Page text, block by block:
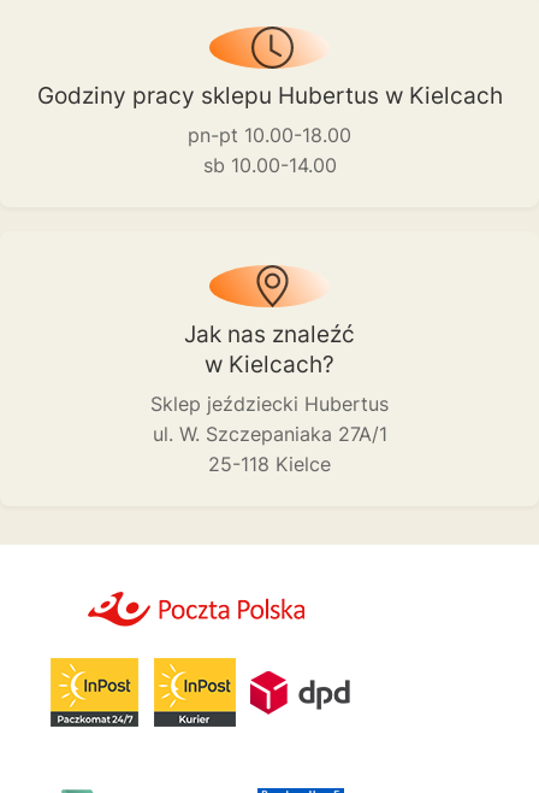
Godziny pracy sklepu Hubertus w Kielcach
pn-pt 10.00-18.00
sb 10.00-14.00
Jak nas znaleźć
w Kielcach?
Sklep jeździecki Hubertus
ul. W. Szczepaniaka 27A/1
25-118 Kielce